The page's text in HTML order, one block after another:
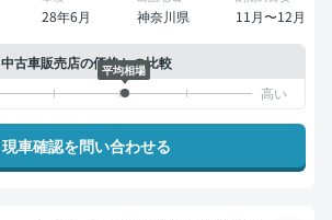
28年6月 神奈川県 11月〜12月
中古車販売店の価格との比較
平均相場
現車確認を問い合わせる